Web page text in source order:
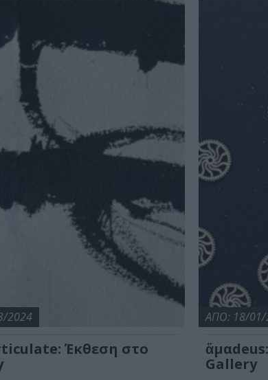
2024
Έκθεση στο
ΑΠΟ: 18/01/
Gallery